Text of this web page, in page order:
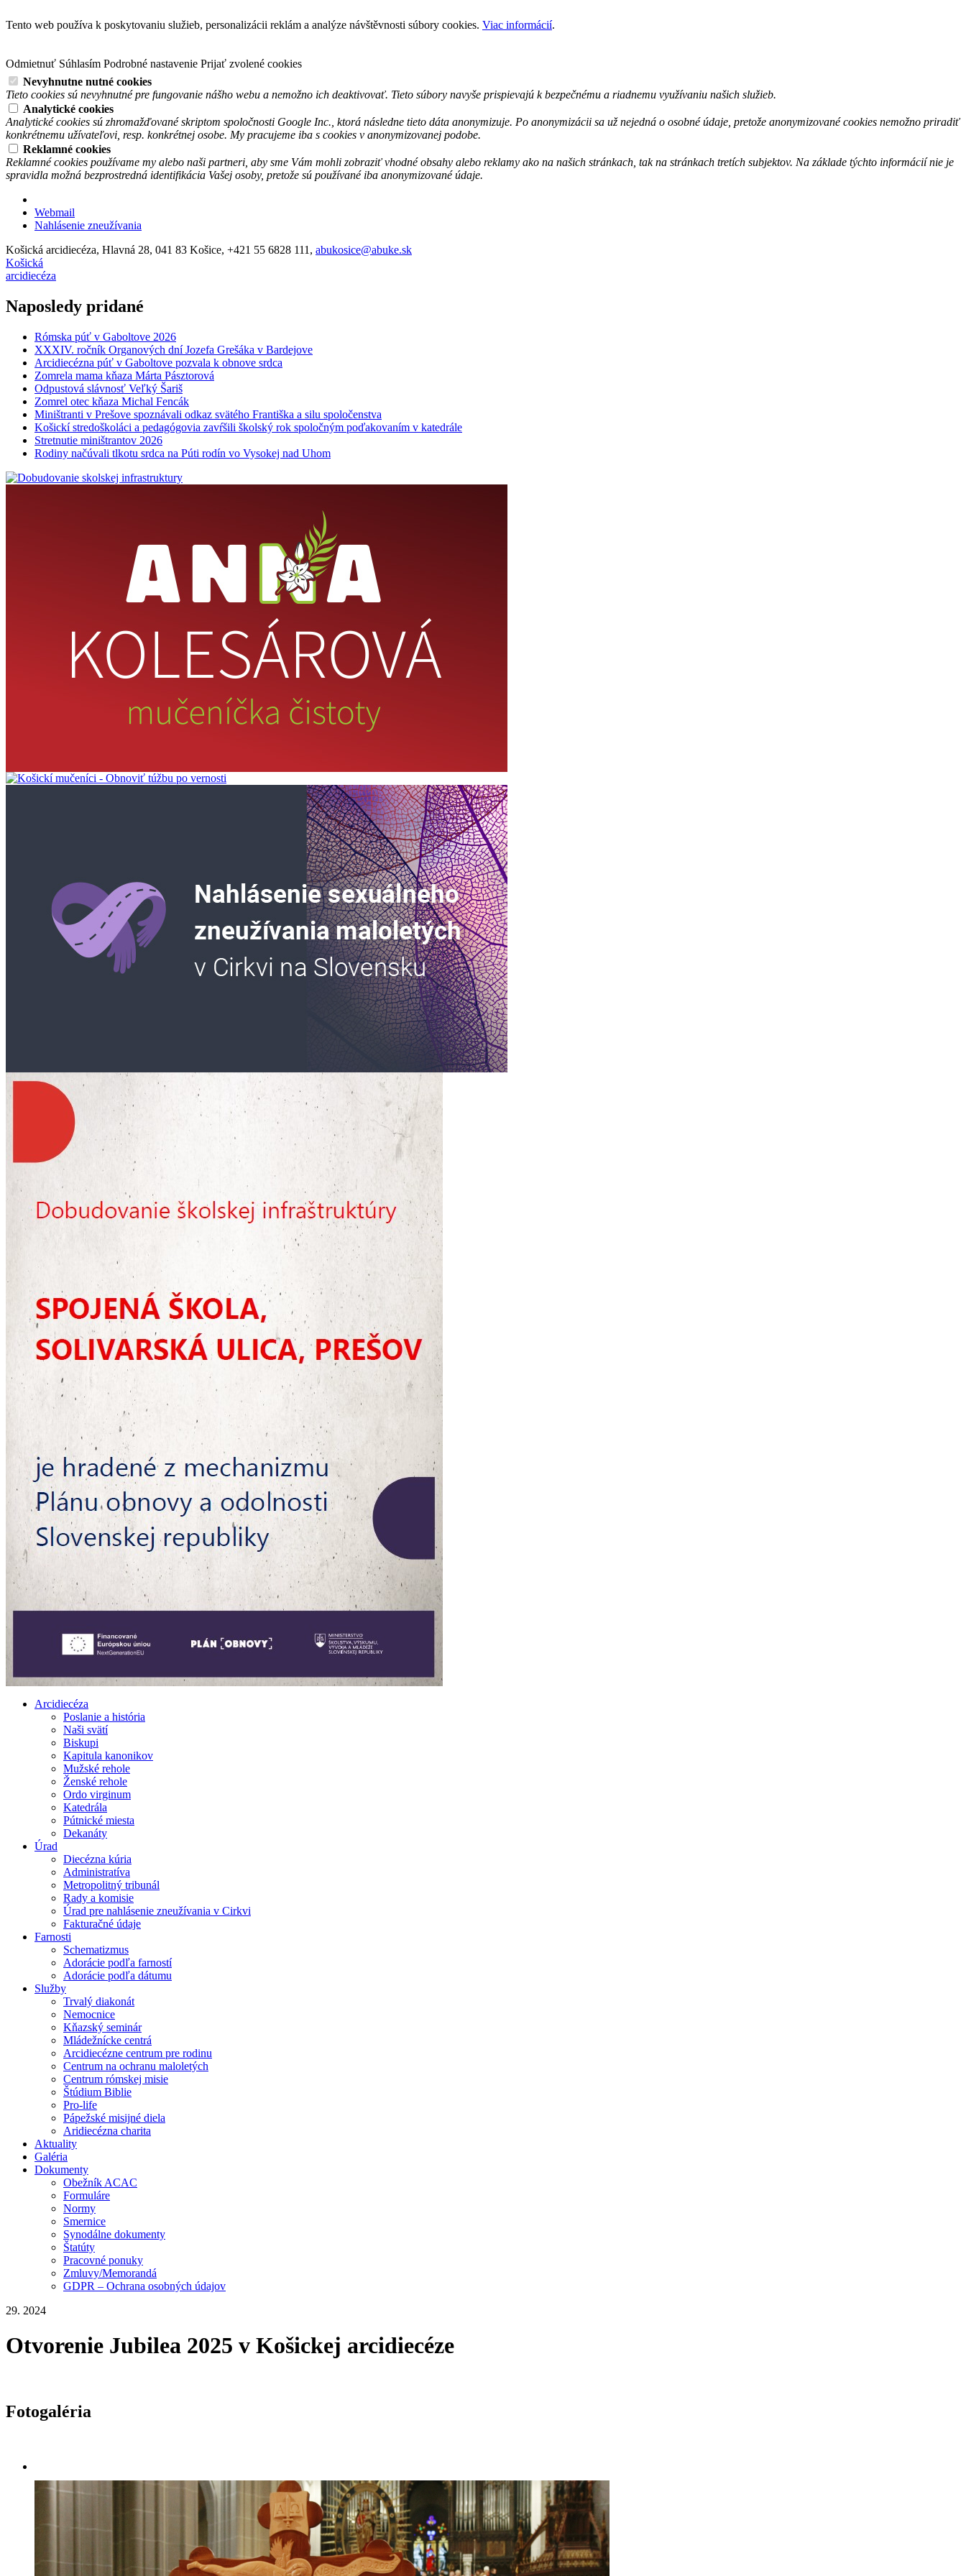
Tento web používa k poskytovaniu služieb, personalizácii reklám a analýze návštěvnosti súbory cookies. Viac informácií.
Odmietnuť Súhlasím Podrobné nastavenie Prijať zvolené cookies
Nevyhnutne nutné cookies
Tieto cookies sú nevyhnutné pre fungovanie nášho webu a nemožno ich deaktivovať. Tieto súbory navyše prispievajú k bezpečnému a riadnemu využívaniu našich služieb.
Analytické cookies
Analytické cookies sú zhromažďované skriptom spoločnosti Google Inc., ktorá následne tieto dáta anonymizuje. Po anonymizácii sa už nejedná o osobné údaje, pretože anonymizované cookies nemožno priradiť
konkrétnemu užívateľovi, resp. konkrétnej osobe. My pracujeme iba s cookies v anonymizovanej podobe.
Reklamné cookies
Reklamné cookies používame my alebo naši partneri, aby sme Vám mohli zobraziť vhodné obsahy alebo reklamy ako na našich stránkach, tak na stránkach tretích subjektov. Na základe týchto informácií nie je
spravidla možná bezprostredná identifikácia Vašej osoby, pretože sú používané iba anonymizované údaje.
Webmail
Nahlásenie zneužívania
Košická arcidiecéza, Hlavná 28, 041 83 Košice, +421 55 6828 111, abukosice@abuke.sk
Košická
arcidiecéza
Naposledy pridané
Rómska púť v Gaboltove 2026
XXXIV. ročník Organových dní Jozefa Grešáka v Bardejove
Arcidiecézna púť v Gaboltove pozvala k obnove srdca
Zomrela mama kňaza Márta Pásztorová
Odpustová slávnosť Veľký Šariš
Zomrel otec kňaza Michal Fencák
Miništranti v Prešove spoznávali odkaz svätého Františka a silu spoločenstva
Košickí stredoškoláci a pedagógovia zavŕšili školský rok spoločným poďakovaním v katedrále
Stretnutie miništrantov 2026
Rodiny načúvali tlkotu srdca na Púti rodín vo Vysokej nad Uhom
Arcidiecéza
Poslanie a história
Naši svätí
Biskupi
Kapitula kanonikov
Mužské rehole
Ženské rehole
Ordo virginum
Katedrála
Pútnické miesta
Dekanáty
Úrad
Diecézna kúria
Administratíva
Metropolitný tribunál
Rady a komisie
Úrad pre nahlásenie zneužívania v Cirkvi
Fakturačné údaje
Farnosti
Schematizmus
Adorácie podľa farností
Adorácie podľa dátumu
Služby
Trvalý diakonát
Nemocnice
Kňazský seminár
Mládežnícke centrá
Arcidiecézne centrum pre rodinu
Centrum na ochranu maloletých
Centrum rómskej misie
Štúdium Biblie
Pro-life
Pápežské misijné diela
Aridiecézna charita
Aktuality
Galéria
Dokumenty
Obežník ACAC
Formuláre
Normy
Smernice
Synodálne dokumenty
Štatúty
Pracovné ponuky
Zmluvy/Memorandá
GDPR – Ochrana osobných údajov
29. 2024
Otvorenie Jubilea 2025 v Košickej arcidiecéze
Fotogaléria